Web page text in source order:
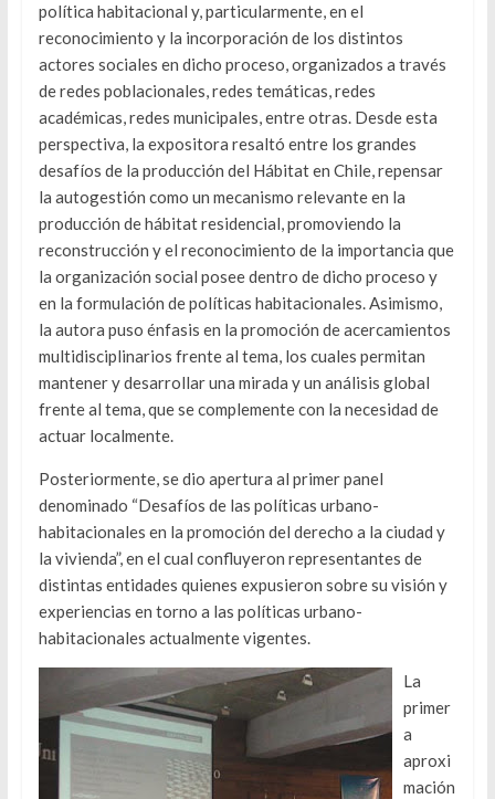
política habitacional y, particularmente, en el
reconocimiento y la incorporación de los distintos
actores sociales en dicho proceso, organizados a través
de redes poblacionales, redes temáticas, redes
académicas, redes municipales, entre otras. Desde esta
perspectiva, la expositora resaltó entre los grandes
desafíos de la producción del Hábitat en Chile, repensar
la autogestión como un mecanismo relevante en la
producción de hábitat residencial, promoviendo la
reconstrucción y el reconocimiento de la importancia que
la organización social posee dentro de dicho proceso y
en la formulación de políticas habitacionales. Asimismo,
la autora puso énfasis en la promoción de acercamientos
multidisciplinarios frente al tema, los cuales permitan
mantener y desarrollar una mirada y un análisis global
frente al tema, que se complemente con la necesidad de
actuar localmente.
Posteriormente, se dio apertura al primer panel
denominado “Desafíos de las políticas urbano-
habitacionales en la promoción del derecho a la ciudad y
la vivienda”, en el cual confluyeron representantes de
distintas entidades quienes expusieron sobre su visión y
experiencias en torno a las políticas urbano-
habitacionales actualmente vigentes.
La
primer
a
aproxi
mación